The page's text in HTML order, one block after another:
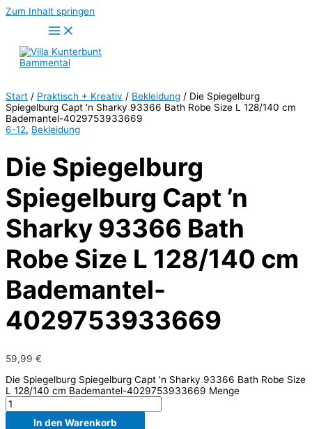
Zum Inhalt springen
Start / Praktisch + Kreativ / Bekleidung / Die Spiegelburg
Spiegelburg Capt ’n Sharky 93366 Bath Robe Size L 128/140 cm
Bademantel-4029753933669
6-12, Bekleidung
Die Spiegelburg
Spiegelburg Capt ’n
Sharky 93366 Bath
Robe Size L 128/140 cm
Bademantel-
4029753933669
59,99 €
Die Spiegelburg Spiegelburg Capt 'n Sharky 93366 Bath Robe Size
L 128/140 cm Bademantel-4029753933669 Menge
In den Warenkorb